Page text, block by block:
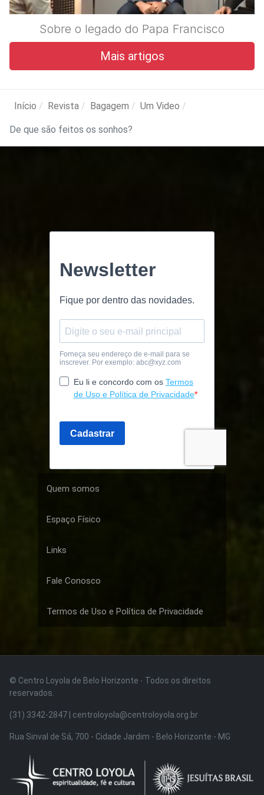
Sobre o legado do Papa Francisco
Mais artigos
Início Revista Bagagem Um Video
De que são feitos os sonhos?
Quem somos
Espaço Físico
Links
Fale Conosco
Termos de Uso e Política de Privacidade
© Centro Loyola de Belo Horizonte · Todos os direitos
reservados.
(31) 3342-2847 | centroloyola@centroloyola.org.br
Rua Sinval de Sá, 700 - Cidade Jardim - Belo Horizonte - MG